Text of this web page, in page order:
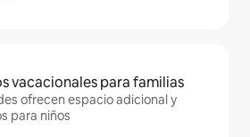
vacacionales para familias
ofrecen espacio adicional y
para niños